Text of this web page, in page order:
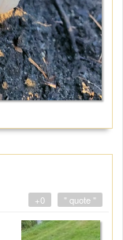
" quote "
+0